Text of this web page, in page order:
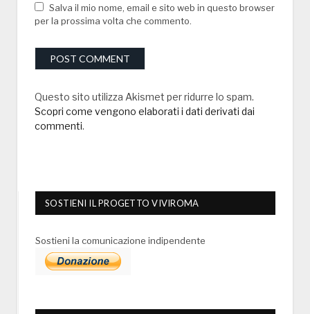
Salva il mio nome, email e sito web in questo browser
per la prossima volta che commento.
Questo sito utilizza Akismet per ridurre lo spam.
Scopri come vengono elaborati i dati derivati dai
commenti.
SOSTIENI IL PROGETTO VIVIROMA
Sostieni la comunicazione indipendente